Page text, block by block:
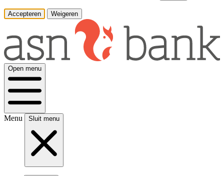
Accepteren Weigeren
Open menu
Menu Sluit menu